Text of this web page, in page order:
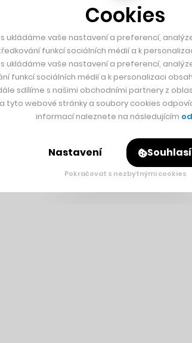
Cookies
ukládáme vaše nastavení a preferencí,
funkcí sociálních médií a k
ukládáme vaše nastavení a preferencí,
funkcí sociálních médií a k personalizaci
sdílíme s našimi obchodními partnery z
tyto webové stránky a soubory cookies
informací naleznete na následujícím
Nastavení
Pokračovat s nezbytnými cookies